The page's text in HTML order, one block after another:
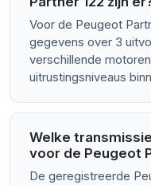
Voor de Peugeot
gegevens over 3
verschillende
uitrustingsniveaus
Welke
voor de Peugeot
De geregistreerde